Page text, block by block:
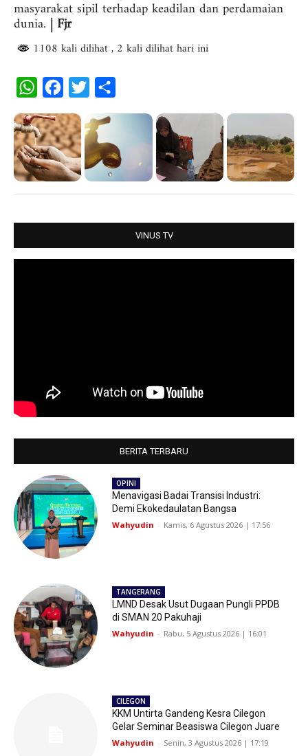
masyarakat sipil terhadap keadilan dan perdamaian
dunia. | Fjr
1108 kali dilihat, 2 kali dilihat hari ini
W
a
t
s
c
e
b
i
t
t
r
e
VINUS TV
BERITA TERBARU
OPINI
Menavigasi Badai Transisi Industri:
Demi Ekokedaulatan Bangsa
Wahyudin - Kamis, 6 Agustus 2026 | 17:56
TANGERANG
LMND Desak Usut Dugaan Pungli PPDB
di SMAN 20 Pakuhaji
Wahyudin - Rabu, 5 Agustus 2026 | 16:01
CILEGON
KKM Untirta Gandeng Kesra Cilegon
Gelar Seminar Beasiswa Cilegon Juare
Wahyudin - Senin, 3 Agustus 2026 | 17:19